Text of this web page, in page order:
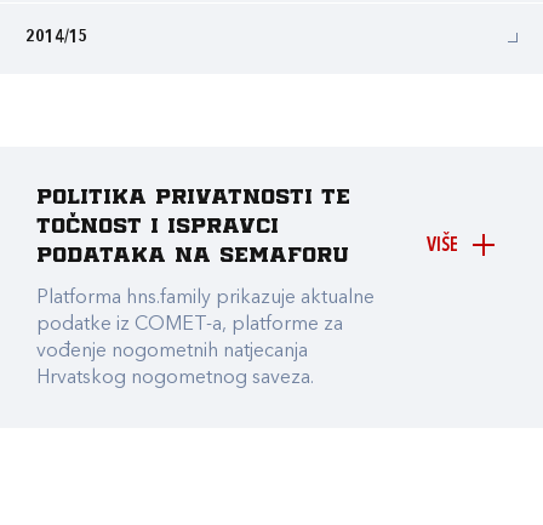
2014/15
VIŠE
Politika privatnosti te
točnost i ispravci
podataka na Semaforu
Platforma hns.family prikazuje aktualne
podatke iz COMET-a, platforme za
vođenje nogometnih natjecanja
Hrvatskog nogometnog saveza.